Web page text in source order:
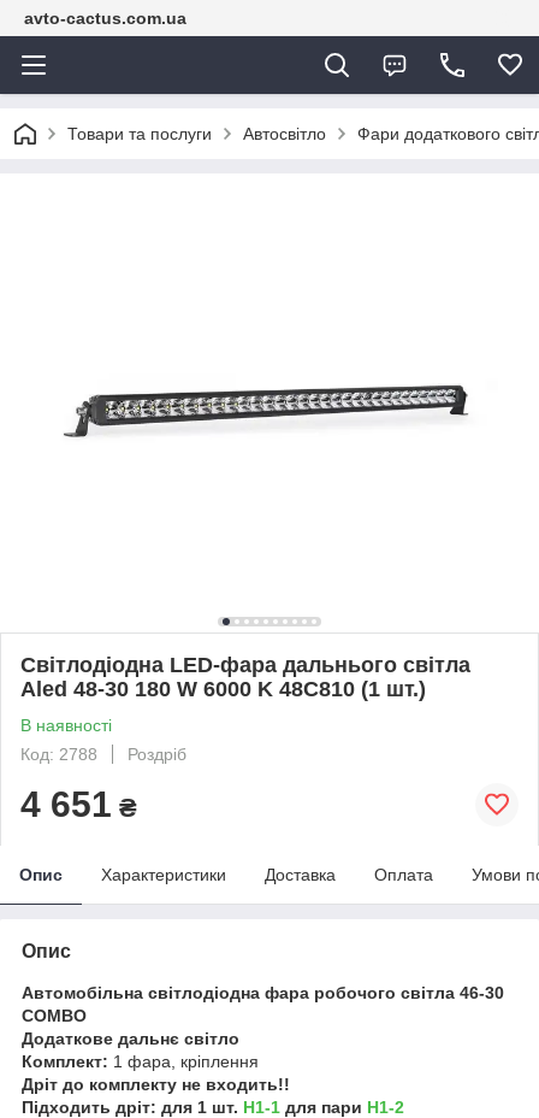
avto-cactus.com.ua
Товари та послуги Автосвітло Фари додаткового
Світлодіодна LED-фара дальнього світла
Aled 48-30 180 W 6000 K 48C810 (1 шт.)
В наявності
Код: 2788
Роздріб
4 651 ₴
Опис Характеристики Доставка Оплата Умови
Опис
Автомобільна світлодіодна фара робочого світла 46-30
COMBO
Додаткове дальнє світло
Комплект: 1 фара, кріплення
Дріт до комплекту не входить!!
Підходить дріт: для 1 шт. Н1-1 для пари Н1-2